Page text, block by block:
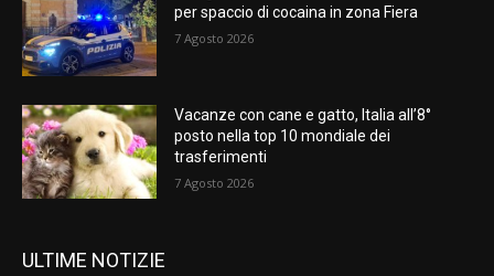
per spaccio di cocaina in zona Fiera
7 Agosto 2026
Vacanze con cane e gatto, Italia all’8°
posto nella top 10 mondiale dei
trasferimenti
7 Agosto 2026
ULTIME NOTIZIE